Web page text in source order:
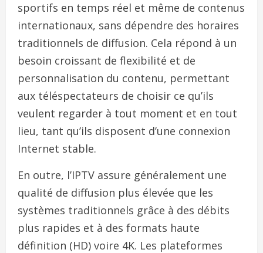
sportifs en temps réel et même de contenus
internationaux, sans dépendre des horaires
traditionnels de diffusion. Cela répond à un
besoin croissant de flexibilité et de
personnalisation du contenu, permettant
aux téléspectateurs de choisir ce qu’ils
veulent regarder à tout moment et en tout
lieu, tant qu’ils disposent d’une connexion
Internet stable.
En outre, l’IPTV assure généralement une
qualité de diffusion plus élevée que les
systèmes traditionnels grâce à des débits
plus rapides et à des formats haute
définition (HD) voire 4K. Les plateformes